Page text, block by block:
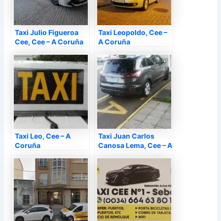
Taxi Julio Figueroa
Cee, Cee – A Coruña
Taxi Leopoldo, Cee –
A Coruña
Taxi Leo, Cee – A
Coruña
Taxi Juan Carlos
Canosa Lema, Cee – A